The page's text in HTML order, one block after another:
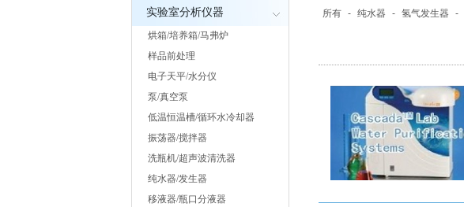
实验室分析仪器
烘箱/培养箱/马弗炉
样品前处理
电子天平/水分仪
泵/真空泵
低温恒温槽/循环水冷却器
振荡器/搅拌器
洗瓶机/超声波清洗器
纯水器/发生器
移液器/瓶口分液器
所有 - 纯水器 - 氢气发生器 -